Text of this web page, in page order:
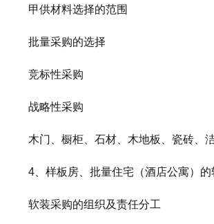
甲供材料选择的范围
批量采购的选择
竞标性采购
战略性采购
木门、橱柜、石材、木地板、瓷砖、
4、样板房、批量住宅（酒店公寓）的
软装采购的组织及责任分工